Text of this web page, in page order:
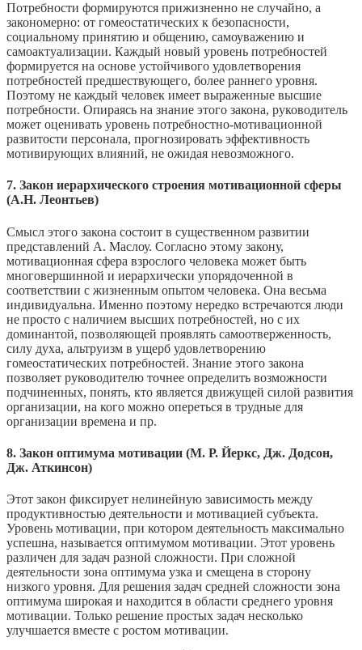
Потребности формируются прижизненно не случайно, а
закономерно: от гомеостатических к безопасности,
социальному принятию и общению, самоуважению и
самоактуализации. Каждый новый уровень потребностей
формируется на основе устойчивого удовлетворения
потребностей предшествующего, более раннего уровня.
Поэтому не каждый человек имеет выраженные высшие
потребности. Опираясь на знание этого закона, руководитель
может оценивать уровень потребностно-мотивационной
развитости персонала, прогнозировать эффективность
мотивирующих влияний, не ожидая невозможного.
7. Закон иерархического строения мотивационной сферы
(А.Н. Леонтьев)
Смысл этого закона состоит в существенном развитии
представлений А. Маслоу. Согласно этому закону,
мотивационная сфера взрослого человека может быть
многовершинной и иерархически упорядоченной в
соответствии с жизненным опытом человека. Она весьма
индивидуальна. Именно поэтому нередко встречаются люди
не просто с наличием высших потребностей, но с их
доминантой, позволяющей проявлять самоотверженность,
силу духа, альтруизм в ущерб удовлетворению
гомеостатических потребностей. Знание этого закона
позволяет руководителю точнее определить возможности
подчиненных, понять, кто является движущей силой развития
организации, на кого можно опереться в трудные для
организации времена и пр.
8. Закон оптимума мотивации (М. Р. Йеркс, Дж. Додсон,
Дж. Аткинсон)
Этот закон фиксирует нелинейную зависимость между
продуктивностью деятельности и мотивацией субъекта.
Уровень мотивации, при котором деятельность максимально
успешна, называется оптимумом мотивации. Этот уровень
различен для задач разной сложности. При сложной
деятельности зона оптимума узка и смещена в сторону
низкого уровня. Для решения задач средней сложности зона
оптимума широкая и находится в области среднего уровня
мотивации. Только решение простых задач несколько
улучшается вместе с ростом мотивации.